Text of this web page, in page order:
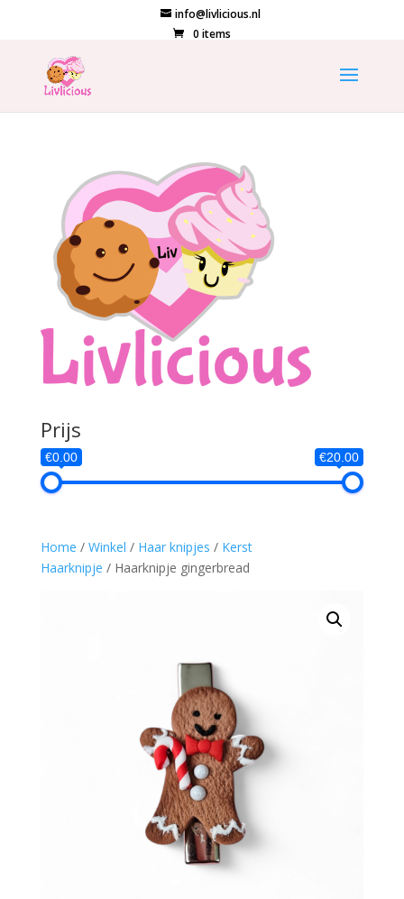
info@livlicious.nl
0 items
Home / Winkel / Haar knipjes / Kerst
Haarknipje / Haarknipje gingerbread
Prijs
€0.00 €20.00